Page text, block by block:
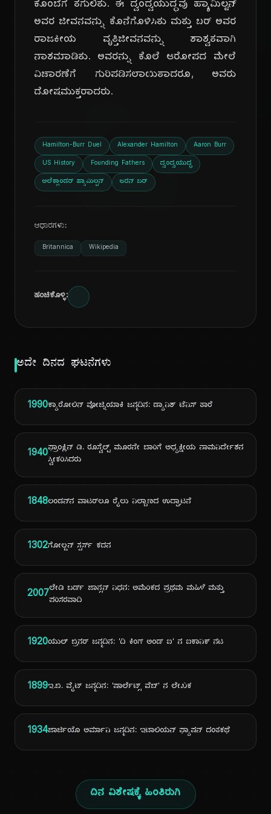
ದಿ
ಕೊಂಬೆಗೆ ತಗುಲಿತು. ಈ ದ್ವಂದ್ವಯುದ್ಧವು ಹ್ಯಾಮಿಲ್ಟನ್
ಅವರ ಜೀವನವನ್ನು ಕೊನೆಗೊಳಿಸಿತು ಮತ್ತು ಬರ್ ಅವರ
ರಾಜಕೀಯ ವೃತ್ತಿಜೀವನವನ್ನು ಶಾಶ್ವತವಾಗಿ
ನಾಶಮಾಡಿತು. ಅವರನ್ನು ಕೊಲೆ ಆರೋಪದ ಮೇಲೆ
ವಿಚಾರಣೆಗೆ ಗುರಿಪಡಿಸಲಾಯಿತಾದರೂ, ಅವರು
ದೋಷಮುಕ್ತರಾದರು.
Hamilton-Burr Duel Alexander Hamilton Aaron Burr
US History Founding Fathers ದ್ವಂದ್ವಯುದ್ಧ
ಅಲೆಕ್ಸಾಂಡರ್ ಹ್ಯಾಮಿಲ್ಟನ್ ಆರನ್ ಬರ್
ಆಧಾರಗಳು:
Britannica Wikipedia
ಹಂಚಿಕೊಳ್ಳಿ:
ಅದೇ ದಿನದ ಘಟನೆಗಳು
1990ಕ್ಯಾರೋಲಿನ್ ವೋಜ್ನಿಯಾಕಿ ಜನ್ಮದಿನ: ಡ್ಯಾನಿಶ್ ಟೆನಿಸ್ ತಾರೆ
1940ಫ್ರಾಂಕ್ಲಿನ್ ಡಿ. ರೂಸ್ವೆಲ್ಟ್ ಮೂರನೇ ಬಾರಿಗೆ ಅಧ್ಯಕ್ಷೀಯ ನಾಮನಿರ್ದೇಶನ
ಸ್ವೀಕರಿಸಿದರು
1848ಲಂಡನ್‌ನ ವಾಟರ್‌ಲೂ ರೈಲು ನಿಲ್ದಾಣದ ಉದ್ಘಾಟನೆ
1302ಗೋಲ್ಡನ್ ಸ್ಪರ್ಸ್ ಕದನ
2007ಲೇಡಿ ಬರ್ಡ್ ಜಾನ್ಸನ್ ನಿಧನ: ಅಮೆರಿಕದ ಪ್ರಥಮ ಮಹಿಳೆ ಮತ್ತು
ಪರಿಸರವಾದಿ
1920ಯುಲ್ ಬ್ರಿನರ್ ಜನ್ಮದಿನ: 'ದಿ ಕಿಂಗ್ ಅಂಡ್ ಐ' ನ ಐಕಾನಿಕ್ ನಟ
1899ಇ.ಬಿ. ವೈಟ್ ಜನ್ಮದಿನ: 'ಷಾರ್ಲೆಟ್ಸ್ ವೆಬ್' ನ ಲೇಖಕ
1934ಜಾರ್ಜಿಯೊ ಅರ್ಮಾನಿ ಜನ್ಮದಿನ: ಇಟಾಲಿಯನ್ ಫ್ಯಾಷನ್ ದಂತಕಥೆ
ದಿನ ವಿಶೇಷಕ್ಕೆ ಹಿಂತಿರುಗಿ